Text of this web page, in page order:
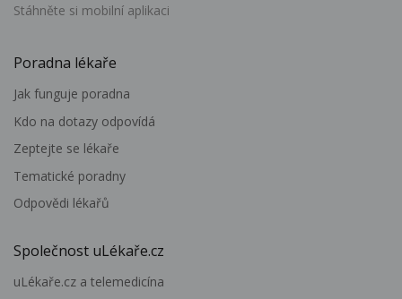
Stáhněte si mobilní aplikaci
Poradna lékaře
Jak funguje poradna
Kdo na dotazy odpovídá
Zeptejte se lékaře
Tematické poradny
Odpovědi lékařů
Společnost uLékaře.cz
uLékaře.cz a telemedicína